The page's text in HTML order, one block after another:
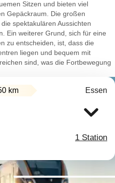
Sitzen und bieten viel
Gepäckraum. Die großen
spektakulären Aussichten
Ein weiterer Grund, sich für eine
zu entscheiden, ist, dass die
liegen und bequem mit
sind, was die Fortbewegung
km Essen
1 Station